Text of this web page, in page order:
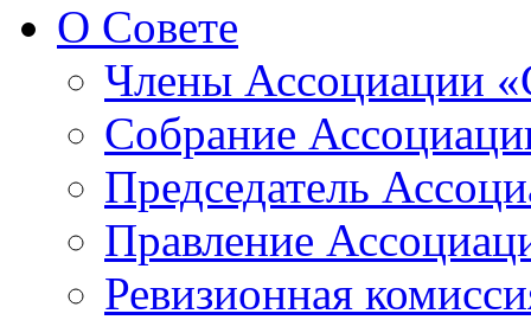
О Совете
Члены Ассоциации
Собрание
Председатель
Правление
Ревизионная